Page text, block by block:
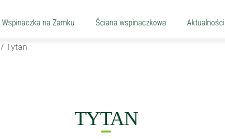
Wspinaczka na Zamku Ściana wspinaczkowa Aktualności
/ Tytan
TYTAN